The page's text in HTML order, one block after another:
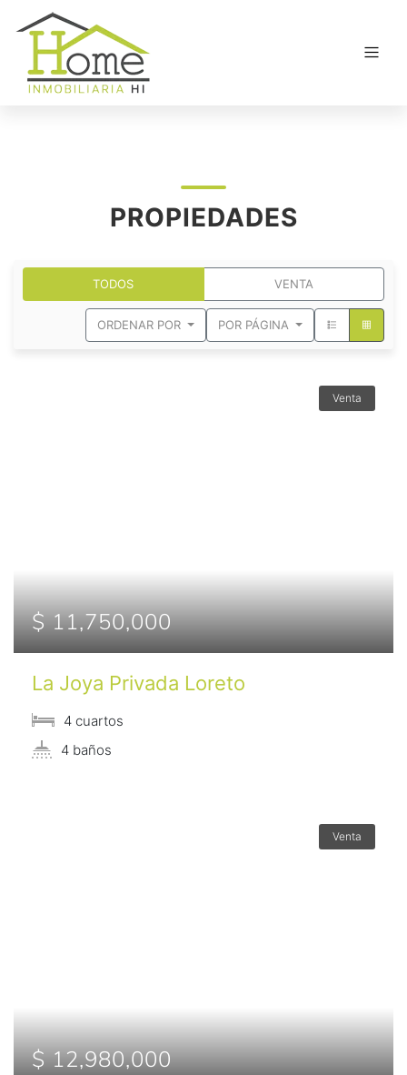
PROPIEDADES
TODOS VENTA
ORDENAR POR POR PÁGINA
Venta
$ 11,750,000
La Joya Privada Loreto
4 сuartos
4 baños
Venta
$ 12,980,000